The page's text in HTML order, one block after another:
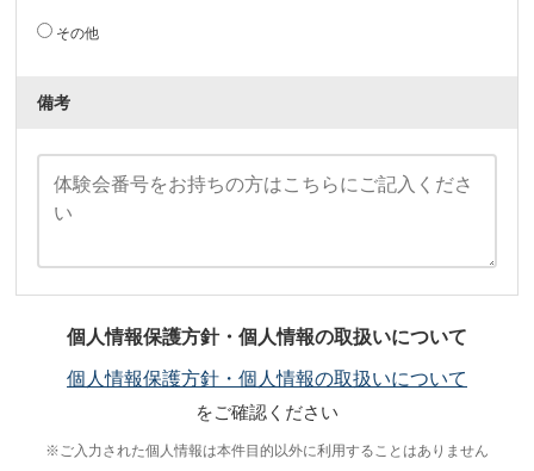
その他
備考
個人情報保護方針・個人情報の取扱いについて
個人情報保護方針・個人情報の取扱いについて
をご確認ください
※ご入力された個人情報は本件目的以外に利用することはありません